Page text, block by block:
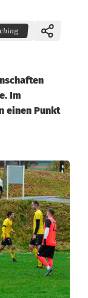
Im
einen Punkt